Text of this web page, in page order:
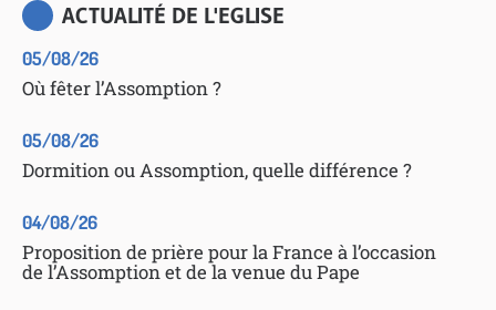
ACTUALITÉ DE L'EGLISE
05/08/26
Où fêter l’Assomption ?
05/08/26
Dormition ou Assomption, quelle différence ?
04/08/26
Proposition de prière pour la France à l’occasion
de l’Assomption et de la venue du Pape